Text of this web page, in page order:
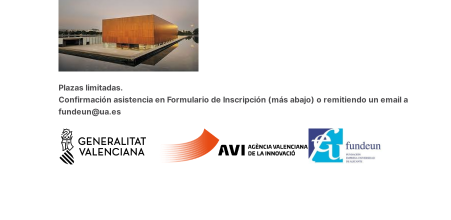
Plazas limitadas.
Confirmación asistencia en Formulario de Inscripción (más abajo) o remitiendo un email a
fundeun@ua.es